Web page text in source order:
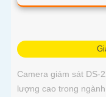
Camera giám sát DS-
lượng cao trong